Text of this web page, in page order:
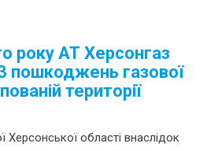
року АТ Херсонгаз
пошкоджень газової
території
Херсонської області внаслідок